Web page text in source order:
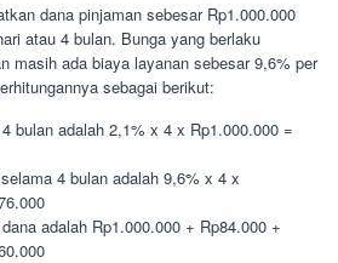
dana pinjaman sebesar Rp1.000.000
atau 4 bulan. Bunga yang berlaku
masih ada biaya layanan sebesar 9,6% per
sebagai berikut:
bulan adalah 2,1% x 4 x Rp1.000.000 =
4 bulan adalah 9,6% x 4 x
adalah Rp1.000.000 + Rp84.000 +